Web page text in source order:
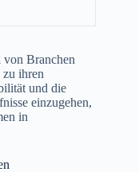
Branchen
ihren
und die
einzugehen,
in